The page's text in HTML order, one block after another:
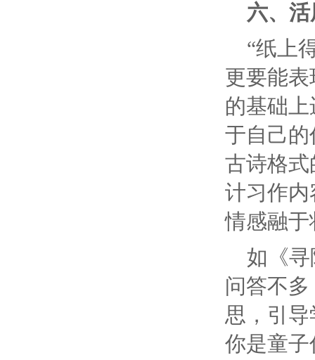
六、
“纸上
更要能
的基础
于自己
古诗格
计习作
情感融
如《
问答不
思，引
你是童